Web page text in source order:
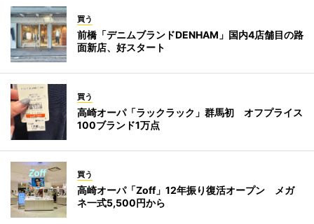
買う
前橋「デニムブランドDENHAM」国内4店舗目の路
面新店、好スタート
買う
高崎オーパ「ラックラック」群馬初 オフプライス
100ブランド1万点
買う
高崎オーパ「Zoff」12年振り復活オープン メガ
ネ一式5,500円から